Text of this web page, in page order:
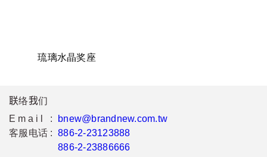
琉璃水晶奖座
联络我们
Email :
bnew@brandnew.com.tw
客服电话 : 886-2-23123888
886-2-23886666